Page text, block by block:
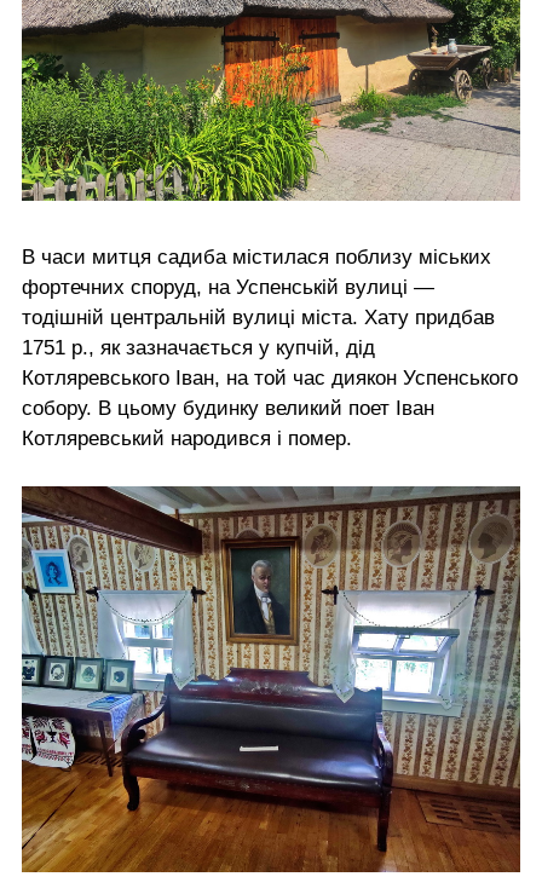
В часи митця садиба містилася поблизу міських
фортечних споруд, на Успенській вулиці —
тодішній центральній вулиці міста. Хату придбав
1751 р., як зазначається у купчій, дід
Котляревського Іван, на той час диякон Успенського
собору. В цьому будинку великий поет Іван
Котляревський народився і помер.